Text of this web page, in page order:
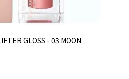
GLOSS - 03 MOON